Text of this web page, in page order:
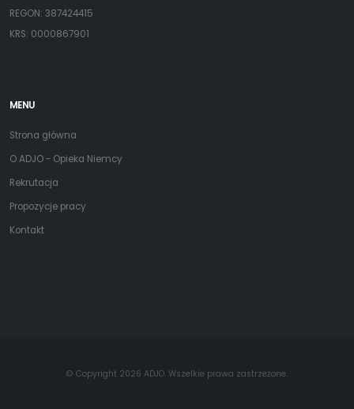
REGON: 387424415
KRS: 0000867901
MENU
Strona główna
O ADJO - Opieka Niemcy
Rekrutacja
Propozycje pracy
Kontakt
© Copyright 2026 ADJO. Wszelkie prawa zastrzeżone.